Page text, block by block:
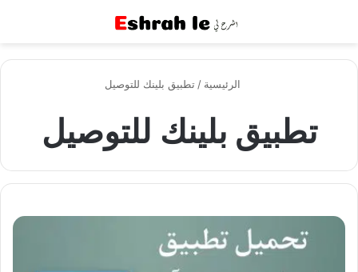
الرئيسية / تطبيق بلينك للتوصيل
تطبيق بلينك للتوصيل